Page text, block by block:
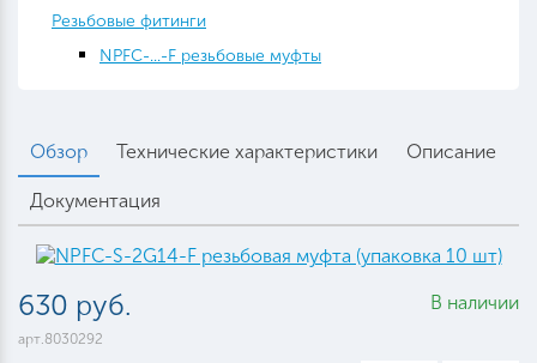
Резьбовые фитинги
NPFC-...-F резьбовые муфты
Обзор Технические характеристики Описание
Документация
630 руб.
арт.8030292
В наличии